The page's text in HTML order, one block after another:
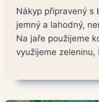
Nákyp připravený s
jemný a lahodný,
Na jaře použijeme
využijeme zeleninu,